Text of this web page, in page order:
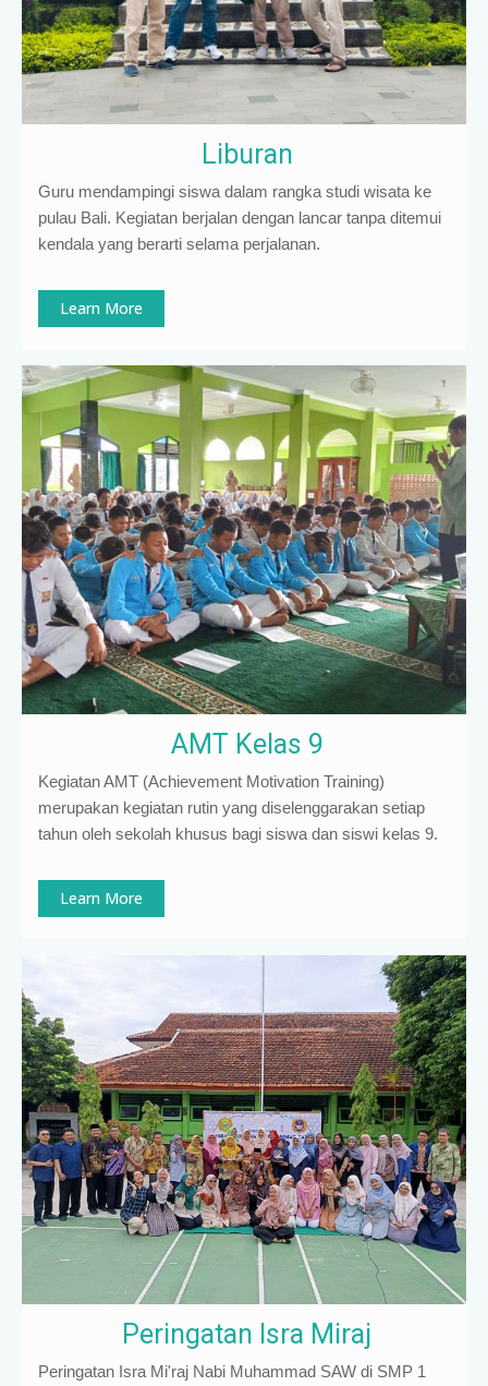
Liburan
Guru mendampingi siswa dalam rangka studi wisata ke
pulau Bali. Kegiatan berjalan dengan lancar tanpa ditemui
kendala yang berarti selama perjalanan.
Learn More
AMT Kelas 9
Kegiatan AMT (Achievement Motivation Training)
merupakan kegiatan rutin yang diselenggarakan setiap
tahun oleh sekolah khusus bagi siswa dan siswi kelas 9.
Learn More
Peringatan Isra Miraj
Peringatan Isra Mi'raj Nabi Muhammad SAW di SMP 1